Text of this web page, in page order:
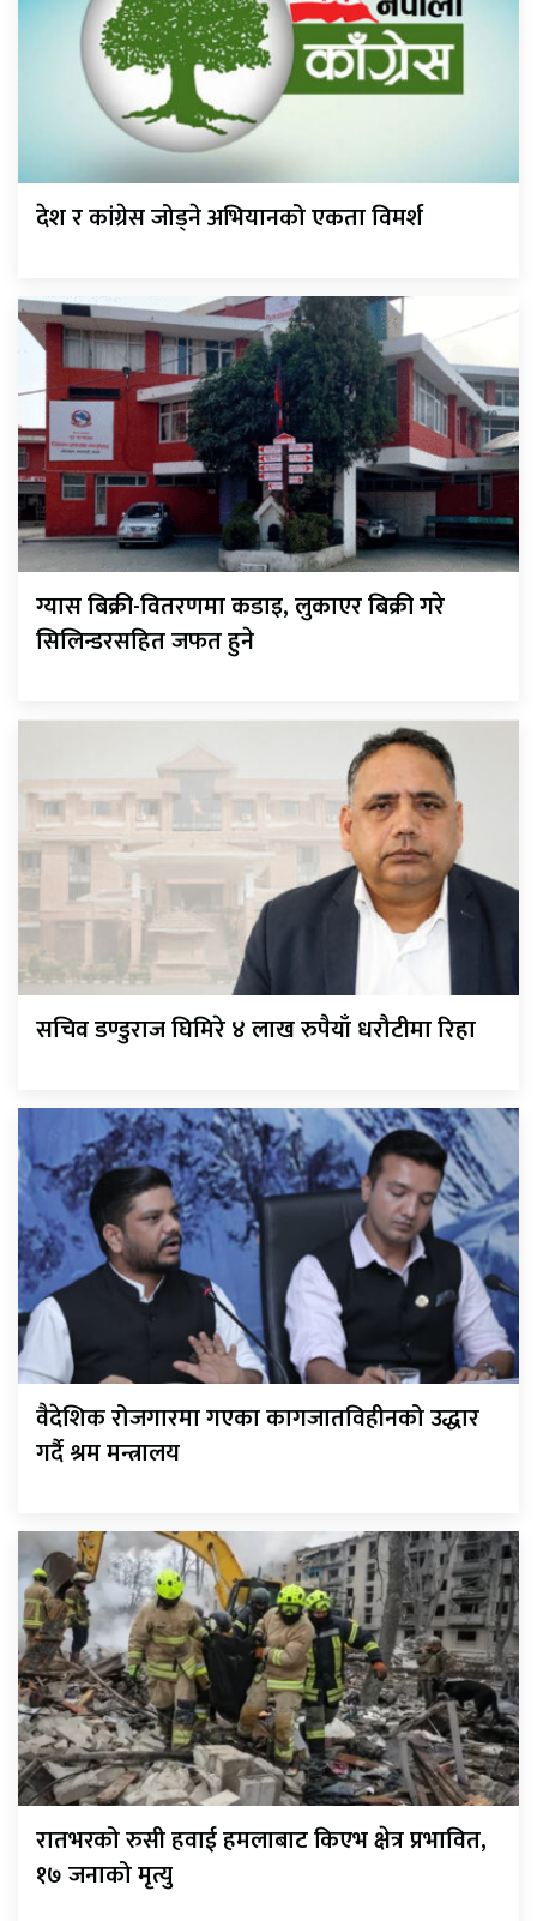
देश र कांग्रेस जोड्ने अभियानको एकता विमर्श
ग्यास बिक्री-वितरणमा कडाइ, लुकाएर बिक्री गरे
सिलिन्डरसहित जफत हुने
सचिव डण्डुराज घिमिरे ४ लाख रुपैयाँ धरौटीमा रिहा
वैदेशिक रोजगारमा गएका कागजातविहीनको उद्धार
गर्दै श्रम मन्त्रालय
रातभरको रुसी हवाई हमलाबाट किएभ क्षेत्र प्रभावित,
१७ जनाको मृत्यु